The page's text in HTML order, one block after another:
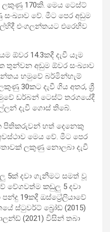
ලකුණු 170කි. මෙය ටෙස්ට්
වේ. මීට පෙර අඩුම
එංගලන්තයට එරෙහිව
ඕවර 14.3කදී දැවී යෑම
තුන්වන අඩුම ඕවර සංඛ්‍යාව
හමුවේ බර්මින්හැම්
30කට දැවී ගිය අතර, ශ්‍රී
ඩර්බන් ටෙස්ට් තරගයේදී
දැවී ගොස් තිබේ.
පිතිකරුවන් හත් දෙනෙකු
මෙය වේ. මීට පෙර
ලකුණු නොලබා දැවී
5ක් දවා ගැනීමට සමත් වූ
වේගවත්ම කඩුලු 5 දවා
19කදී ඔස්ට්‍රේලියාවේ
ස්ටුවර්ට් බ්‍රෝඩ් (2015)
(2021) විසින් තබා